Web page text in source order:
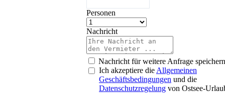
Personen
Nachricht
Nachricht für weitere Anfrage speichern
Ich akzeptiere die Allgemeinen
Geschäftsbedingungen und die
Datenschutzregelung von Ostsee-